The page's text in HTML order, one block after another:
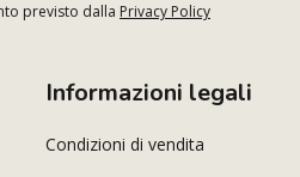
previsto dalla Privacy Policy
Informazioni legali
Condizioni di vendita